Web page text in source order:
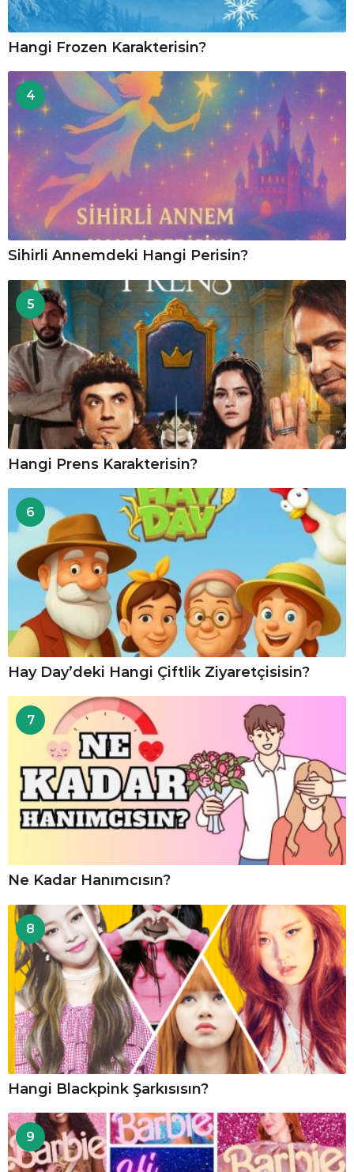
Hangi Frozen Karakterisin?
4
Sihirli Annemdeki Hangi Perisin?
5
Hangi Prens Karakterisin?
6
Hay Day’deki Hangi Çiftlik Ziyaretçisisin?
7
Ne Kadar Hanımcısın?
8
Hangi Blackpink Şarkısısın?
9